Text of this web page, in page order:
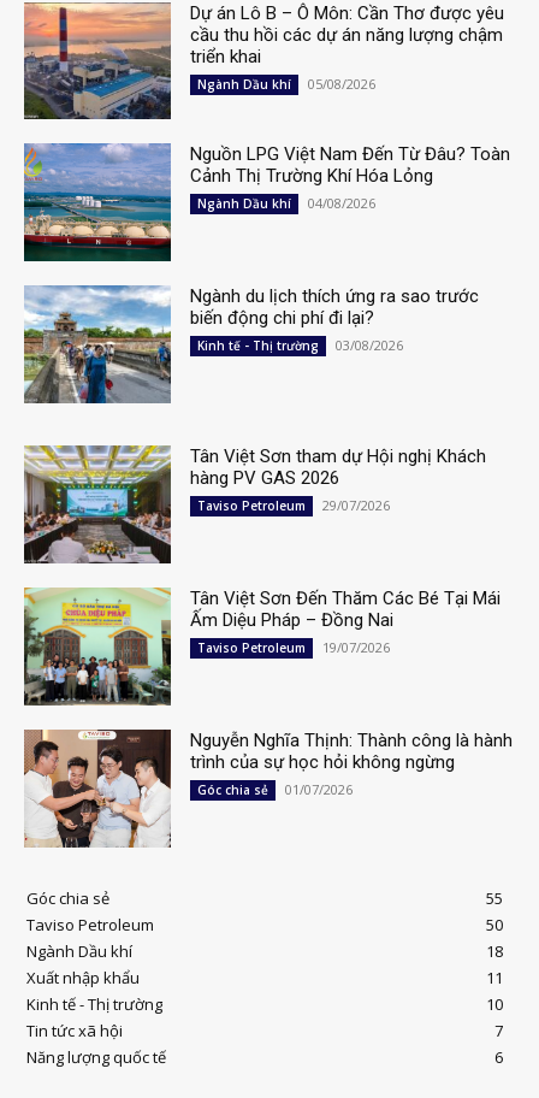
Dự án Lô B – Ô Môn: Cần Thơ được yêu
cầu thu hồi các dự án năng lượng chậm
triển khai
Ngành Dầu khí 05/08/2026
Nguồn LPG Việt Nam Đến Từ Đâu? Toàn
Cảnh Thị Trường Khí Hóa Lỏng
Ngành Dầu khí 04/08/2026
Ngành du lịch thích ứng ra sao trước
biến động chi phí đi lại?
Kinh tế - Thị trường 03/08/2026
Tân Việt Sơn tham dự Hội nghị Khách
hàng PV GAS 2026
Taviso Petroleum 29/07/2026
Tân Việt Sơn Đến Thăm Các Bé Tại Mái
Ấm Diệu Pháp – Đồng Nai
Taviso Petroleum 19/07/2026
Nguyễn Nghĩa Thịnh: Thành công là hành
trình của sự học hỏi không ngừng
Góc chia sẻ 01/07/2026
Góc chia sẻ
55
Taviso Petroleum
50
Ngành Dầu khí
18
Xuất nhập khẩu
11
Kinh tế - Thị trường
10
Tin tức xã hội
7
Năng lượng quốc tế
6